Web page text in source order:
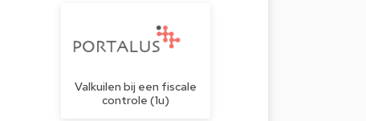
Valkuilen bij een fiscale
controle (1u)